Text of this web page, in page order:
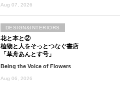
Aug 07, 2026
花と本と②
植物と人をそっとつなぐ書店
「草舟あんとす号」
Being the Voice of Flowers
Aug 06, 2026
DESIGN&INTERIORS